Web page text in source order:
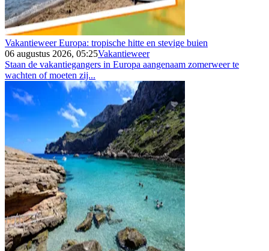
Vakantieweer Europa: tropische hitte en stevige buien
06 augustus 2026, 05:25Vakantieweer
Staan de vakantiegangers in Europa aangenaam zomerweer te
wachten of moeten zij...